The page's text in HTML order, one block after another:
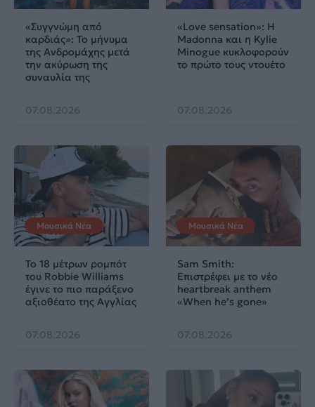
«Συγγνώμη από
καρδιάς»: Το μήνυμα
της Ανδρομάχης μετά
την ακύρωση της
συναυλία της
07.08.2026
«Love sensation»: Η
Madonna και η Kylie
Minogue κυκλοφορούν
το πρώτο τους ντουέτο
07.08.2026
Μουσικά Νέα
Το 18 μέτρων ρομπότ
του Robbie Williams
έγινε το πιο παράξενο
αξιοθέατο της Αγγλίας
07.08.2026
Μουσικά Νέα
Sam Smith:
Επιστρέφει με το νέο
heartbreak anthem
«When he’s gone»
07.08.2026